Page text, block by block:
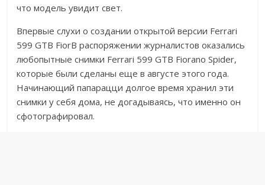
что модель увидит свет.
Впервые слухи о создании открытой версии Ferrari
599 GTB FiorВ распоряжении журналистов оказались
любопытные снимки Ferrari 599 GTB Fiorano Spider,
которые были сделаны еще в августе этого года.
Начинающий папарацци долгое время хранил эти
снимки у себя дома, не догадываясь, что именно он
сфотографировал.